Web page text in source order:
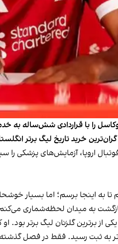
اعلام کرد که الکساندر ایساک، مهاجم ۲۵ ساله
اروپا، آزمایش‌های پزشکی
اینجا برسم؛ اما بسیار
به میدان لحظه‌شماری